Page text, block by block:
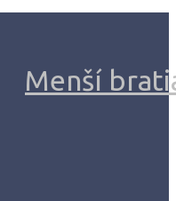
Menší